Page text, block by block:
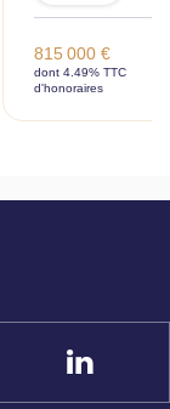
815 000 €
dont 4.49% TTC
d'honoraires